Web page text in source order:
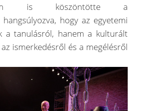
is köszöntötte a
hogy az egyetemi
a tanulásról, hanem a kulturált
ismerkedésről és a megélésről